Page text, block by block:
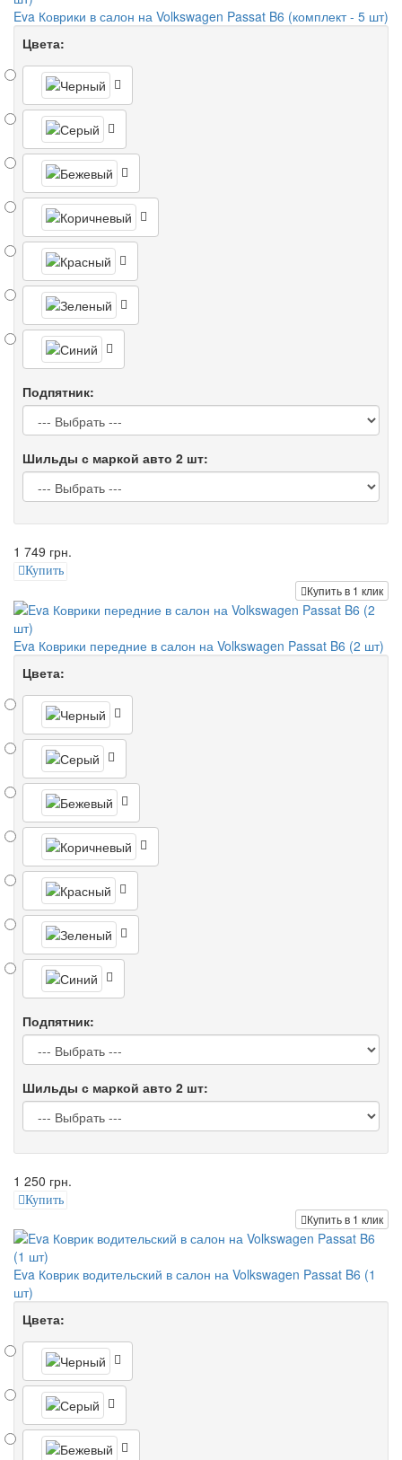
Eva Коврики в салон на Volkswagen Passat B6 (комплект - 5 шт)
Цвета:
Подпятник:
Шильды с маркой авто 2 шт:
1 749 грн.
Купить
Купить в 1 клик
Eva Коврики передние в салон на Volkswagen Passat B6 (2 шт)
Цвета:
Подпятник:
Шильды с маркой авто 2 шт:
1 250 грн.
Купить
Купить в 1 клик
Eva Коврик водительский в салон на Volkswagen Passat B6 (1
шт)
Цвета: